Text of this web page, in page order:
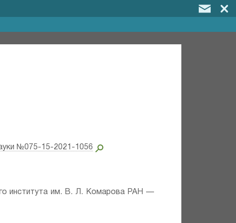
№075-15-2021-1056
института им. В. Л. Комарова РАН —